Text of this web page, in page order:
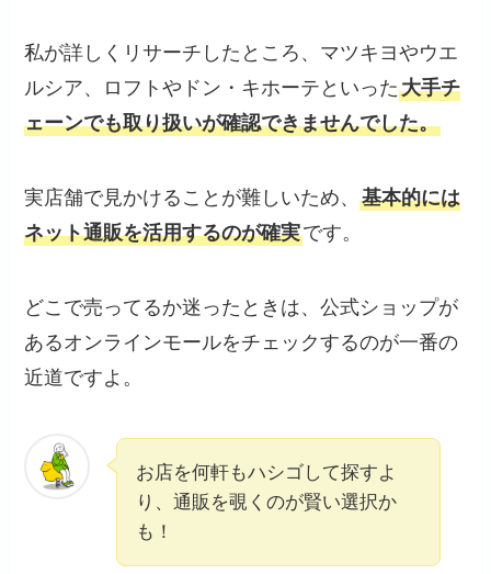
私が詳しくリサーチしたところ、マツキヨやウエ
ルシア、ロフトやドン・キホーテといった大手チ
ェーンでも取り扱いが確認できませんでした。
実店舗で見かけることが難しいため、基本的には
ネット通販を活用するのが確実です。
どこで売ってるか迷ったときは、公式ショップが
あるオンラインモールをチェックするのが一番の
近道ですよ。
お店を何軒もハシゴして探すよ
り、通販を覗くのが賢い選択か
も！